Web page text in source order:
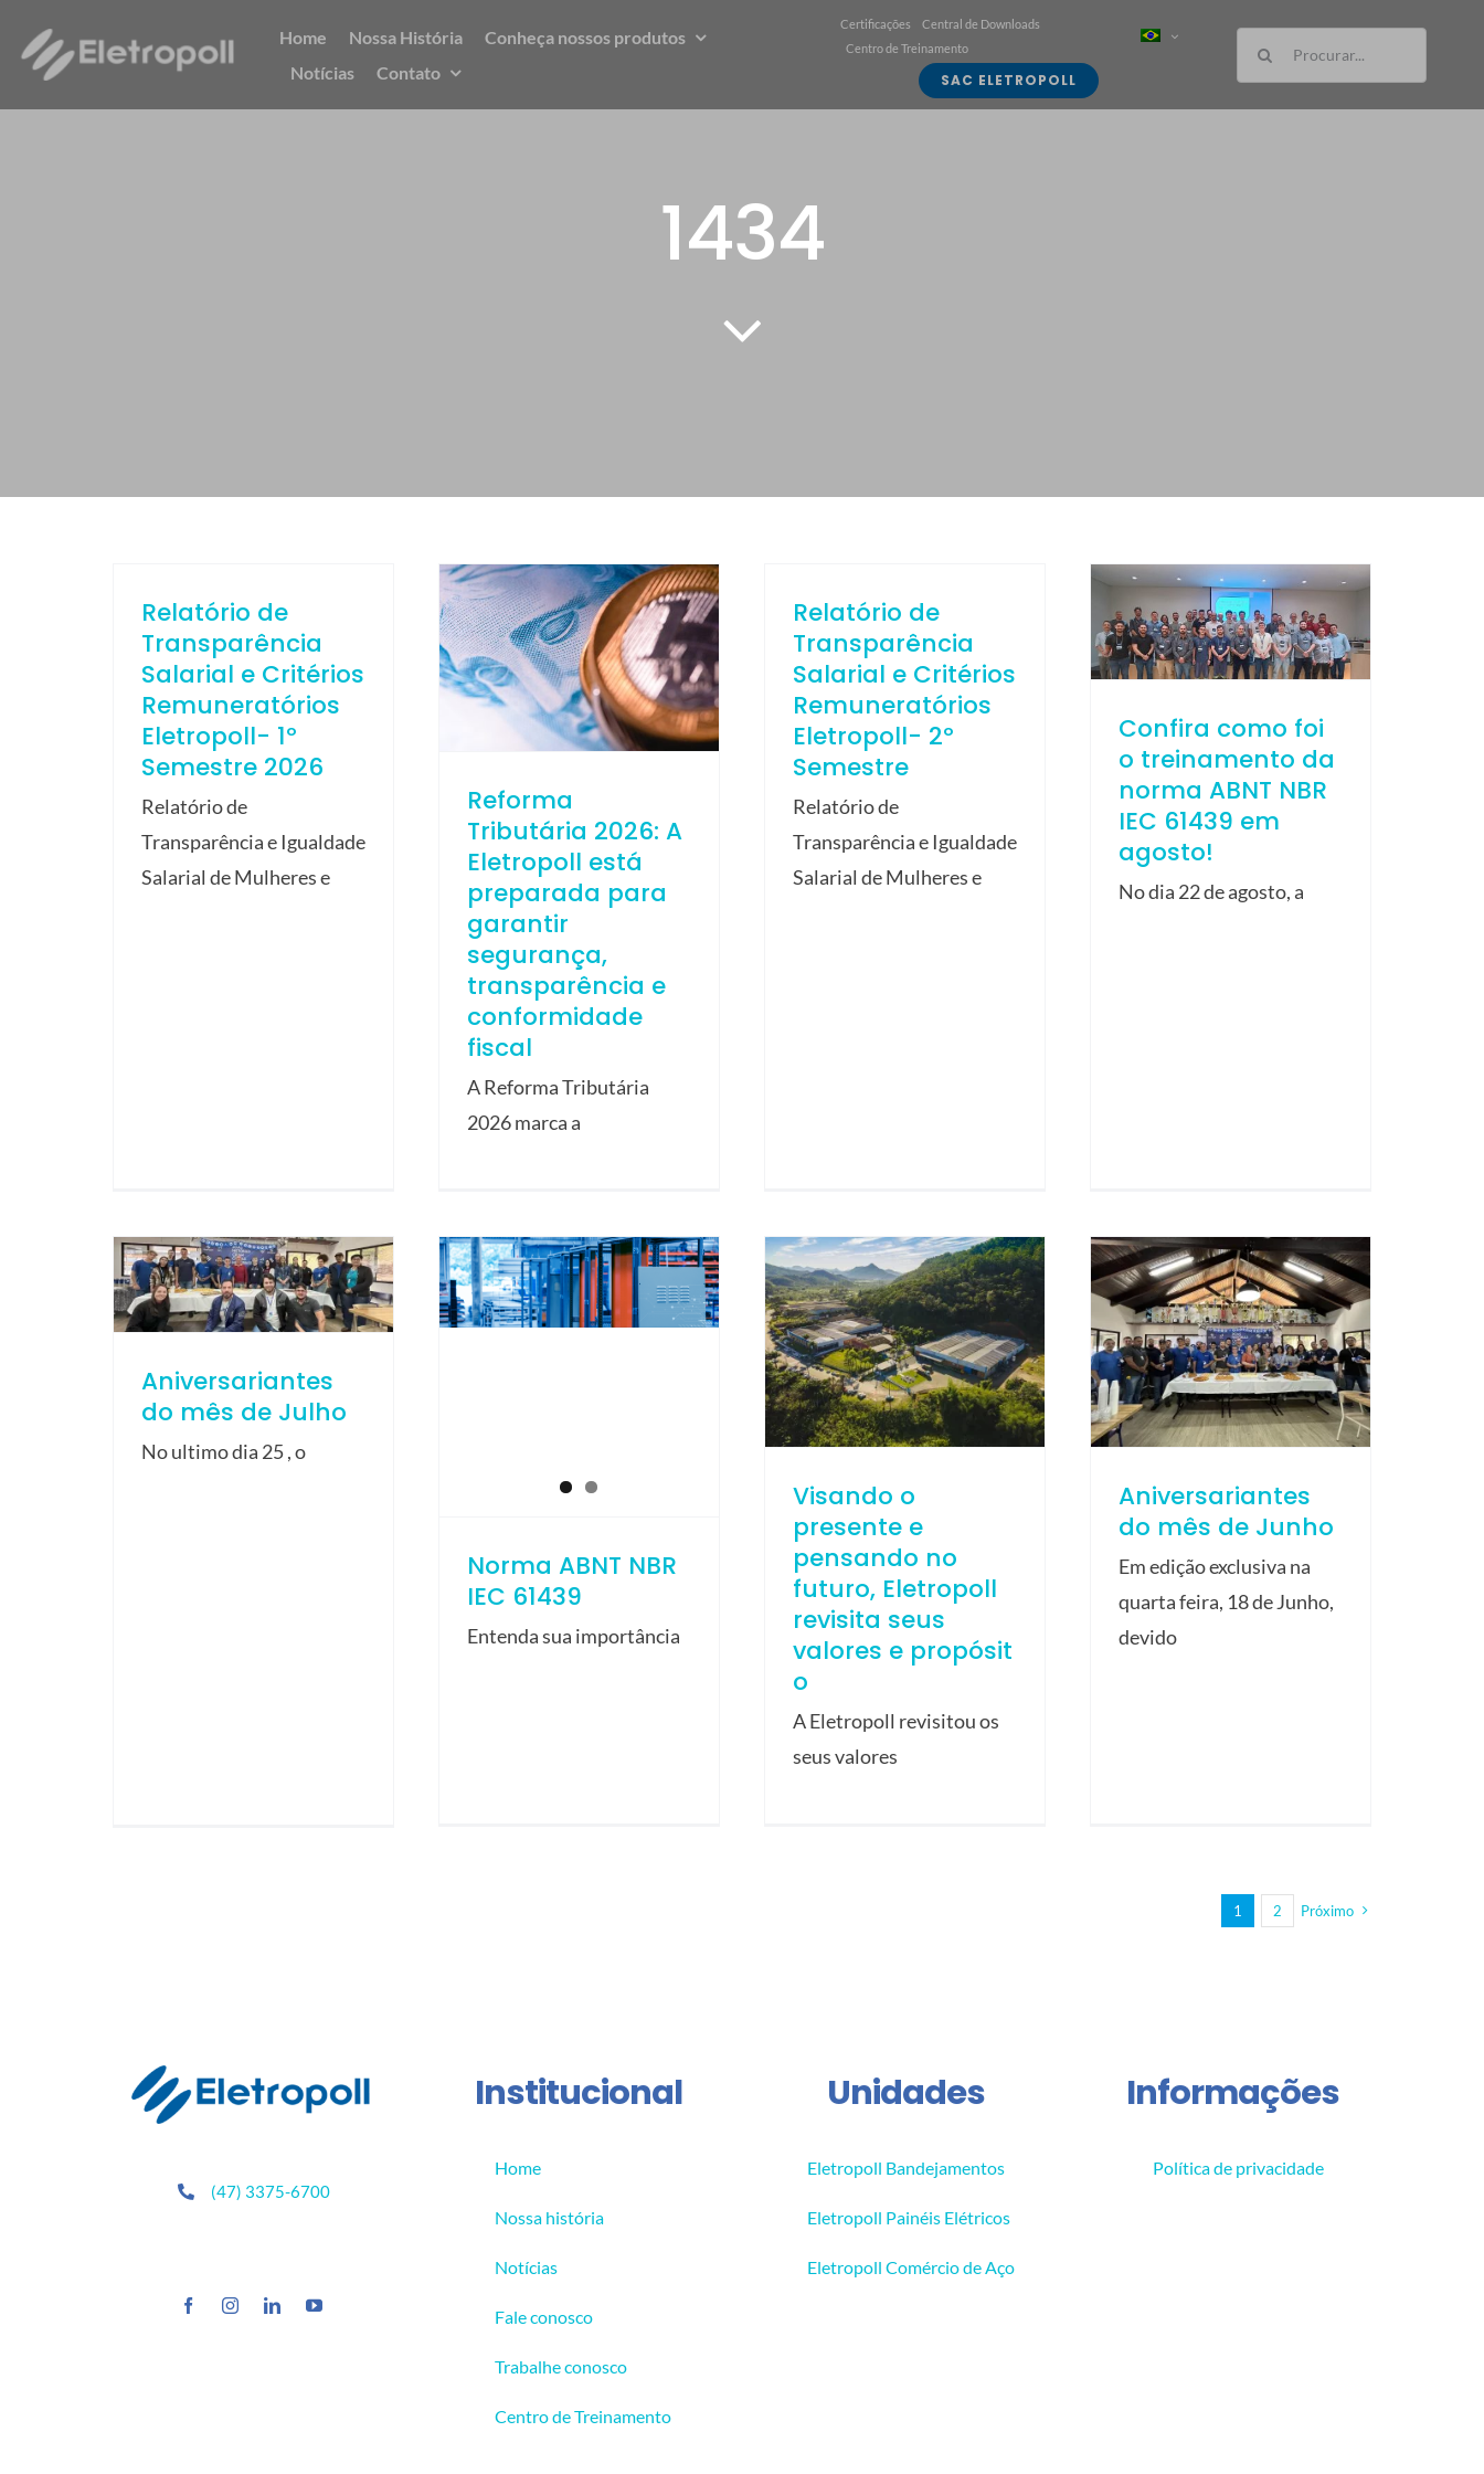
para
Home Nossa História
Conheça nossos produtos
Notícias
Contato
Certificações
Central de Downloads
Centro de Treinamento
SAC ELETROPOLL
Buscar
resultados
para:
1434
Relatório de
Transparência
Salarial e Critérios
Remuneratórios
Eletropoll- 1º
Semestre 2026
Relatório de
Transparência e Igualdade
Salarial de Mulheres e
Reforma
Tributária 2026: A
Eletropoll está
preparada para
garantir
segurança,
transparência e
conformidade
fiscal
A Reforma Tributária
2026 marca a
Relatório de
Transparência
Salarial e Critérios
Remuneratórios
Eletropoll- 2º
Semestre
Relatório de
Transparência e Igualdade
Salarial de Mulheres e
Confira como foi
o treinamento da
norma ABNT NBR
IEC 61439 em
agosto!
No dia 22 de agosto, a
Aniversariantes
do mês de Julho
No ultimo dia 25 , o
Norma ABNT NBR
IEC 61439
Entenda sua importância
Visando o
presente e
pensando no
futuro, Eletropoll
revisita seus
valores e propósit
o
A Eletropoll revisitou os
seus valores
Aniversariantes
do mês de Junho
Em edição exclusiva na
quarta feira, 18 de Junho,
devido
1 2 Próximo
(47) 3375-6700
Institucional
Home
Nossa história
Notícias
Fale conosco
Trabalhe conosco
Centro de Treinamento
Unidades
Eletropoll Bandejamentos
Eletropoll Painéis Elétricos
Eletropoll Comércio de Aço
Informações
Política de privacidade